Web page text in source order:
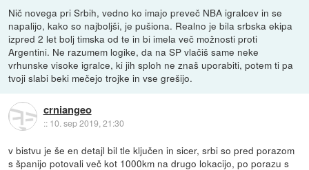
Nič novega pri Srbih, vedno ko imajo preveč NBA igralcev in se
napalijo, kako so najboljši, je pušiona. Realno je bila srbska ekipa
izpred 2 let bolj timska od te in bi imela več možnosti proti
Argentini. Ne razumem logike, da na SP vlačiš same neke
vrhunske visoke igralce, ki jih sploh ne znaš uporabiti, potem ti pa
tvoji slabi beki mečejo trojke in vse grešijo.
crniangeo
:: 10. sep 2019, 21:30
v bistvu je še en detajl bil tle ključen in sicer, srbi so pred porazom
s španijo potovali več kot 1000km na drugo lokacijo, po porazu s